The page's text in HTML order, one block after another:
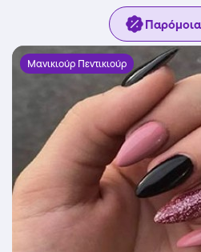
Μανικιούρ Πεντικιούρ